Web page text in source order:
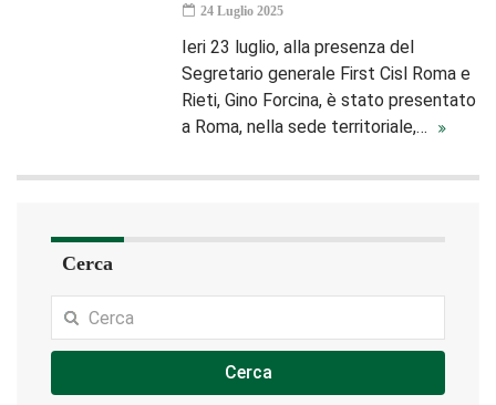
24 Luglio 2025
Ieri 23 luglio, alla presenza del
Segretario generale First Cisl Roma e
Rieti, Gino Forcina, è stato presentato
a Roma, nella sede territoriale,…
Cerca
Cerca